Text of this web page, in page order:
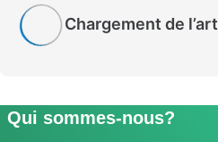
Chargement de
Qui sommes-nous?